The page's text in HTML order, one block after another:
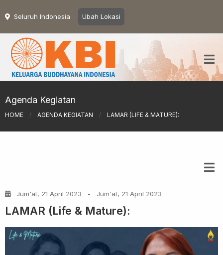
Seluruh Indonesia Ubah Lokasi
Agenda Kegiatan
HOME / AGENDA KEGIATAN / LAMAR (LIFE & MATURE):
Jum'at, 21 April 2023 - Jum'at, 21 April 2023
LAMAR (Life & Mature):